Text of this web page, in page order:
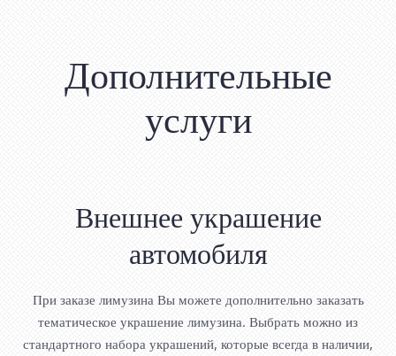
Дополнительные
услуги
Внешнее украшение
автомобиля
При заказе лимузина Вы можете дополнительно заказать
тематическое украшение лимузина. Выбрать можно из
стандартного набора украшений, которые всегда в наличии,